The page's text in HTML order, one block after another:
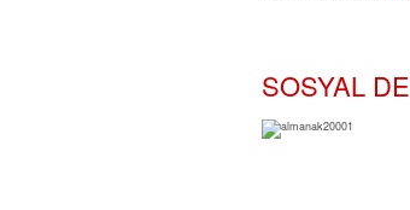
SOSYAL